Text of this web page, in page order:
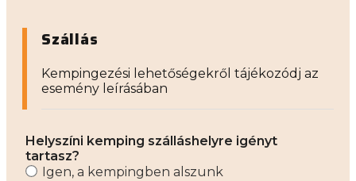
Szállás
Kempingezési lehetőségekről tájékozódj az
esemény leírásában
Helyszíni kemping szálláshelyre igényt
tartasz?
Igen, a kempingben alszunk